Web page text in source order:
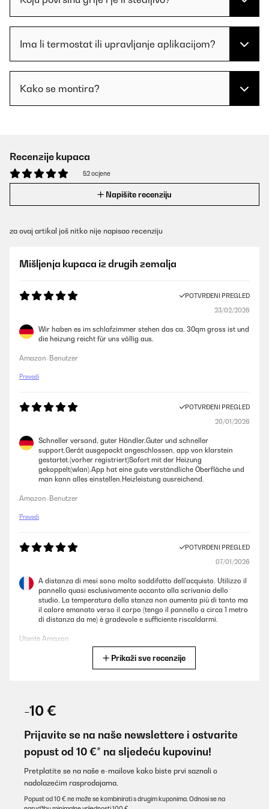
Ima li termostat ili upravljanje aplikacijom?
Kako se montira?
Recenzije kupaca
52 ocjene
Napišite recenziju
za ovaj artikal još nitko nije napisao recenziju
Mišljenja kupaca iz drugih zemalja
POTVRĐENI PREGLED
23/02/2026
Wir haben es im schlafzimmer stehen das ca. 30qm gross ist und
die heizung reicht für uns völlig aus.
Amazon-Benutzer
Prevedi
POTVRĐENI PREGLED
20/01/2026
Schneller versand, guter Händler.Guter und schneller
support.Gerät ausgepackt angeschlossen, app von klarstein
gestartet.(vorher registriert)Sofort mit der Heizung
gekoppelt(wlan).App hat eine gute verständliche Oberfläche und
man kann alles einstellen.Heizleistung ausreichend.
Amazon-Benutzer
Prevedi
POTVRĐENI PREGLED
07/01/2026
A distanza di mesi sono molto soddifatto dell'acquisto. Utilizzo il
pannello quasi esclusivamente accanto alla scrivania dello
studio. La temperatura della stanza non aumenta più di tanto ma
il calore emanato verso il corpo (tengo il pannello a circa 1 metro
di distanza da me) è gradevole e sufficiente riscaldarmi.
Utente Amazon
600WBewertung nach Nutzung:Ich habe das Produkt nun seit
knapp 1Jahr im Einsatz und möchte meine Erfahrung
teilen.Insgesamt bin ich zufrieden.Was mir gut gefallen hat:+ gute
Verarbeitung / einfache Handhabung / zuverlässige Funktion+
Smart Steuerung über die eigene App+ Thermostat funktioniert
superWas mir weniger gefallen hat.- Die abstrahlfläche ist etwas
kleinFür wen ist das Produkt geeignet:Gut geeignet für
alltäglichen Gebrauch.Weniger geeignet, wenn man damit
Prikaži sve recenzije
-10 €
Prijavite se na naše newslettere i ostvarite
popust od 10 €* na sljedeću kupovinu!
Pretplatite se na naše e-mailove kako biste prvi saznali o
nadolazećim rasprodajama.
Popust od 10 € ne može se kombinirati s drugim kuponima. Odnosi se na